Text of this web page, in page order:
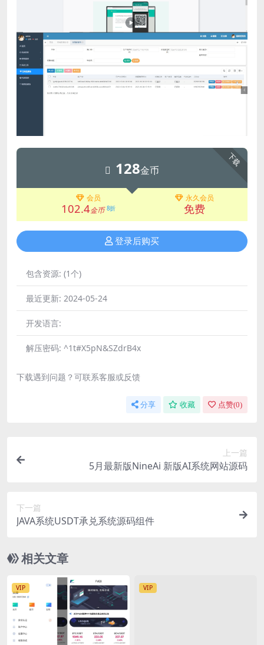
下载
128金币
会员
102.4金币 8折
永久会员
免费
登录后购买
包含资源: (1个)
最近更新: 2024-05-24
开发语言:
解压密码: ^1t#X5pN&SZdrB4x
下载遇到问题？可联系客服或反馈
分享 收藏 点赞(0)
上一篇
5月最新版NineAi 新版AI系统网站源码
下一篇
JAVA系统USDT承兑系统源码组件
相关文章
VIP VIP